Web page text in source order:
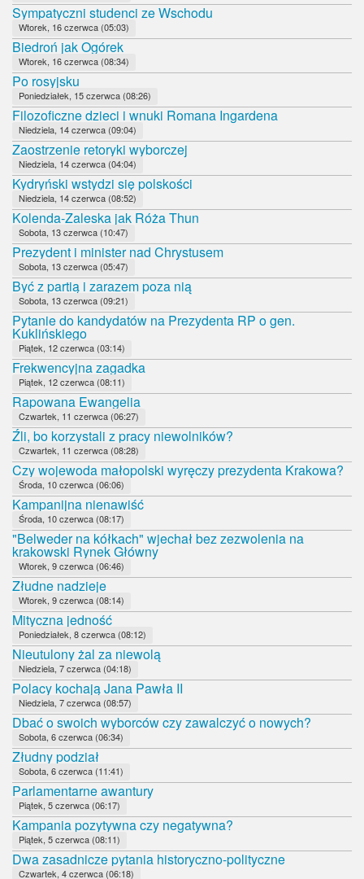
Sympatyczni studenci ze Wschodu
Wtorek, 16 czerwca (05:03)
Biedroń jak Ogórek
Wtorek, 16 czerwca (08:34)
Po rosyjsku
Poniedziałek, 15 czerwca (08:26)
Filozoficzne dzieci i wnuki Romana Ingardena
Niedziela, 14 czerwca (09:04)
Zaostrzenie retoryki wyborczej
Niedziela, 14 czerwca (04:04)
Kydryński wstydzi się polskości
Niedziela, 14 czerwca (08:52)
Kolenda-Zaleska jak Róża Thun
Sobota, 13 czerwca (10:47)
Prezydent i minister nad Chrystusem
Sobota, 13 czerwca (05:47)
Być z partią i zarazem poza nią
Sobota, 13 czerwca (09:21)
Pytanie do kandydatów na Prezydenta RP o gen.
Kuklińskiego
Piątek, 12 czerwca (03:14)
Frekwencyjna zagadka
Piątek, 12 czerwca (08:11)
Rapowana Ewangelia
Czwartek, 11 czerwca (06:27)
Źli, bo korzystali z pracy niewolników?
Czwartek, 11 czerwca (08:28)
Czy wojewoda małopolski wyręczy prezydenta Krakowa?
Środa, 10 czerwca (06:06)
Kampanijna nienawiść
Środa, 10 czerwca (08:17)
"Belweder na kółkach" wjechał bez zezwolenia na
krakowski Rynek Główny
Wtorek, 9 czerwca (06:46)
Złudne nadzieje
Wtorek, 9 czerwca (08:14)
Mityczna jedność
Poniedziałek, 8 czerwca (08:12)
Nieutulony żal za niewolą
Niedziela, 7 czerwca (04:18)
Polacy kochają Jana Pawła II
Niedziela, 7 czerwca (08:57)
Dbać o swoich wyborców czy zawalczyć o nowych?
Sobota, 6 czerwca (06:34)
Złudny podział
Sobota, 6 czerwca (11:41)
Parlamentarne awantury
Piątek, 5 czerwca (06:17)
Kampania pozytywna czy negatywna?
Piątek, 5 czerwca (08:11)
Dwa zasadnicze pytania historyczno-polityczne
Czwartek, 4 czerwca (06:18)